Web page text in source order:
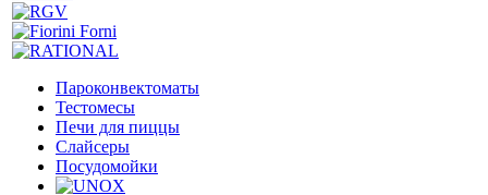
Пароконвектоматы
Тестомесы
Печи для пиццы
Слайсеры
Посудомойки